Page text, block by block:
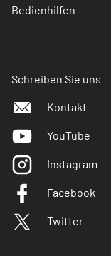
Bedienhilfen
Schreiben Sie uns
Kontakt
YouTube
Instagram
Facebook
Twitter